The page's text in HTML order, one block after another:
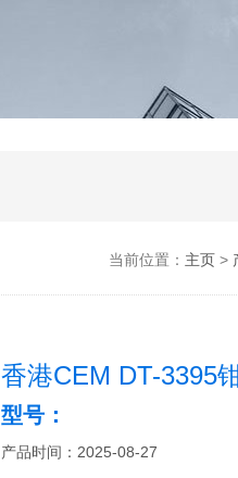
当前位置： 主页>
香港CEM DT-3395
型号：
产品时间：2025-08-27